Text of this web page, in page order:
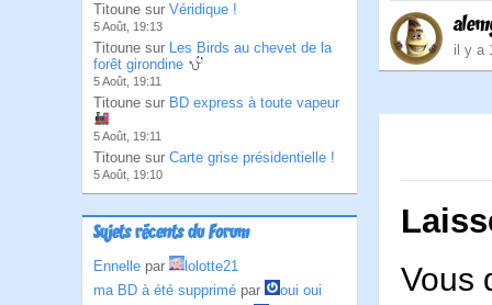
Titoune sur Véridique !
5 Août, 19:13
Titoune sur Les Birds au chevet de la
forêt girondine
5 Août, 19:11
Titoune sur BD express à toute vapeur
5 Août, 19:11
Titoune sur Carte grise présidentielle !
5 Août, 19:10
Sujets récents du Forum
Ennelle par
lolotte21
ma BD à été supprimé par
oui oui
il y a
Vous